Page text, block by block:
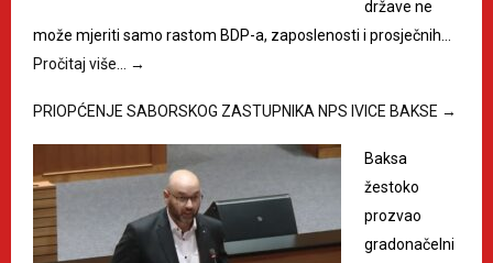
države ne
može mjeriti samo rastom BDP-a, zaposlenosti i prosječnih…
Pročitaj više…
→
PRIOPĆENJE SABORSKOG ZASTUPNIKA NPS IVICE BAKSE →
Baksa
žestoko
prozvao
gradonačelni